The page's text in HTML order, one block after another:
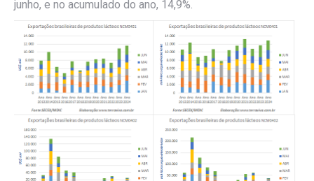
junho, e no acumulado do ano, 14,9%.